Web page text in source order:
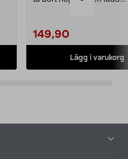
149,90
Lägg i varukorg